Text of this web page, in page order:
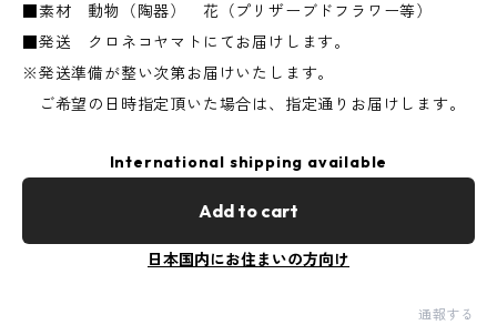
■素材 動物（陶器） 花（プリザーブドフラワー等）
■発送 クロネコヤマトにてお届けします。
※発送準備が整い次第お届けいたします。
ご希望の日時指定頂いた場合は、指定通りお届けします。
International shipping available
Add to cart
日本国内にお住まいの方向け
通報する